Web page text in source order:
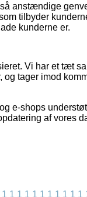
anstændige
tilbyder
kunderne er.
Vi har et tæt
og tager imod
e-shops
af vores
1 1 1 1 1 1 1 1 1 1 1